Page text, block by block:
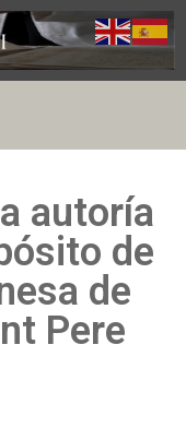
autoría
de
de
Pere